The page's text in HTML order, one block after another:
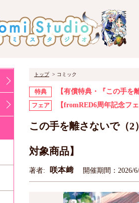
トップ コミック
特典 【有償特典・『この手を
フェア 【fromRED6周年記念フェ
この手を離さないで（
対象商品】
著者: 咲本﨑 開催期間：2026/